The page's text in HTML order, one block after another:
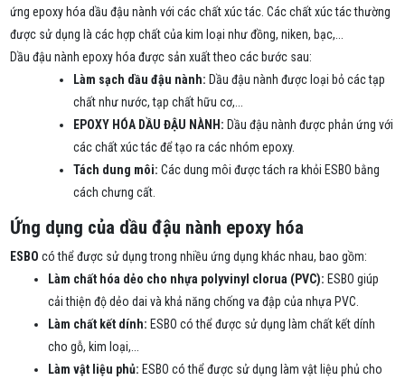
ứng epoxy hóa dầu đậu nành với các chất xúc tác. Các chất xúc tác thường
được sử dụng là các hợp chất của kim loại như đồng, niken, bạc,...
Dầu đậu nành epoxy hóa được sản xuất theo các bước sau:
Làm sạch dầu đậu nành: Dầu đậu nành được loại bỏ các tạp
chất như nước, tạp chất hữu cơ,...
EPOXY HÓA DẦU ĐẬU NÀNH: Dầu đậu nành được phản ứng với
các chất xúc tác để tạo ra các nhóm epoxy.
Tách dung môi: Các dung môi được tách ra khỏi ESBO bằng
cách chưng cất.
Ứng dụng của dầu đậu nành epoxy hóa
ESBO có thể được sử dụng trong nhiều ứng dụng khác nhau, bao gồm:
Làm chất hóa dẻo cho nhựa polyvinyl clorua (PVC): ESBO giúp
cải thiện độ dẻo dai và khả năng chống va đập của nhựa PVC.
Làm chất kết dính: ESBO có thể được sử dụng làm chất kết dính
cho gỗ, kim loại,...
Làm vật liệu phủ: ESBO có thể được sử dụng làm vật liệu phủ cho